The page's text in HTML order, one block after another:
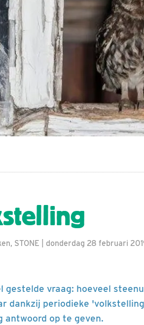
STONE | donderdag 28 februari
gestelde vraag: hoeveel
dankzij periodieke
antwoord op te geven.